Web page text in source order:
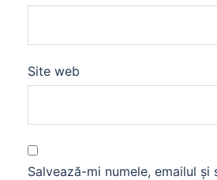
Site web
Salvează-mi numele, emailul